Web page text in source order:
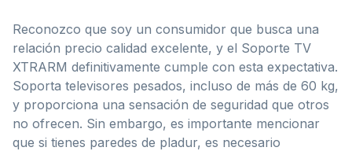
Reconozco que soy un consumidor que busca una
relación precio calidad excelente, y el Soporte TV
XTRARM definitivamente cumple con esta expectativa.
Soporta televisores pesados, incluso de más de 60 kg,
y proporciona una sensación de seguridad que otros
no ofrecen. Sin embargo, es importante mencionar
que si tienes paredes de pladur, es necesario